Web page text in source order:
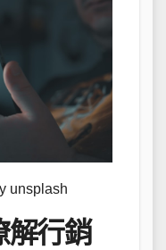
unsplash
解行銷